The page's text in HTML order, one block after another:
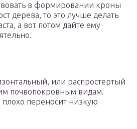
в формировании кроны
дерева, то это лучше делать
а вот потом дайте ему
или распростертый
почвопокровным видам.
переносит низкую